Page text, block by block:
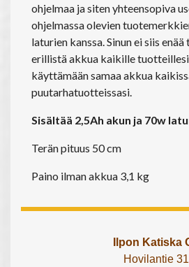
ohjelmaa ja siten yhteensopiva
ohjelmassa olevien
laturien kanssa. Sinun ei siis
erillistä akkua kaikille
käyttämään samaa akkua
puutarhatuotteissasi.
Sisältää 2,5Ah akun ja 70w
Terän pituus 50 cm
Paino ilman akkua 3,1 kg
Ilpon Katiska
Hovilantie 31